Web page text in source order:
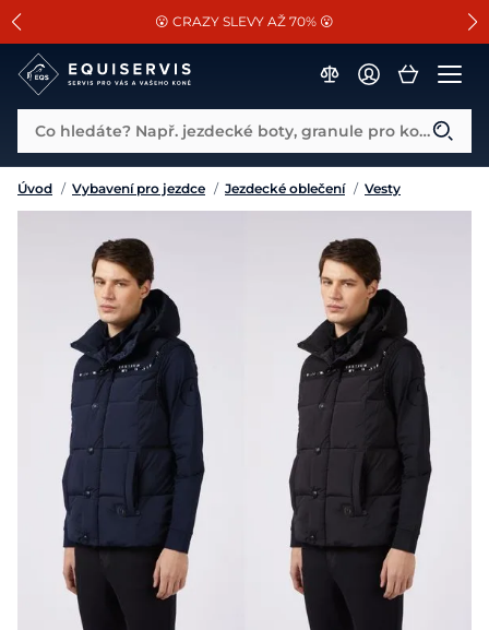
SLEVA 13% na vše od Cassini!
😮 CRAZY SLEVY AŽ 70% 😮
📐Pasování a doplňky k vybraným sedlům ZDARMA 🐴
Co hledáte? Např. jezdecké boty, granule pro koně...
Úvod / Vybavení pro jezdce / Jezdecké oblečení / Vesty